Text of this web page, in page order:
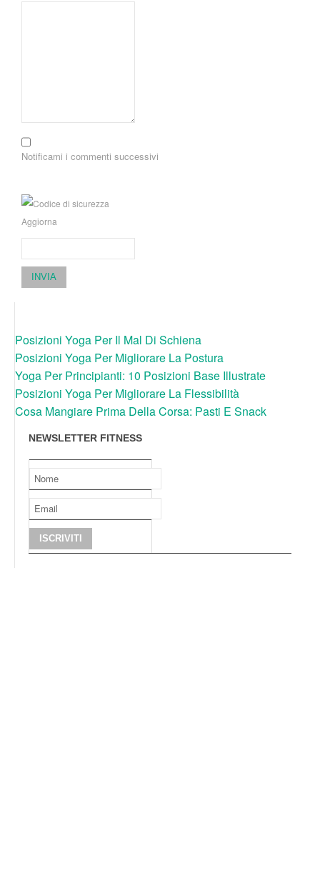
Notificami i commenti successivi
Aggiorna
INVIA
Posizioni Yoga Per Il Mal Di Schiena
Posizioni Yoga Per Migliorare La Postura
Yoga Per Principianti: 10 Posizioni Base Illustrate
Posizioni Yoga Per Migliorare La Flessibilità
Cosa Mangiare Prima Della Corsa: Pasti E Snack
NEWSLETTER FITNESS